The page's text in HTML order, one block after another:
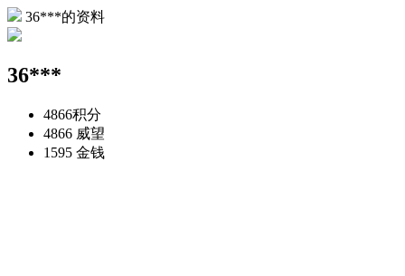
36***的资料
36***
4866积分
4866 威望
1595 金钱